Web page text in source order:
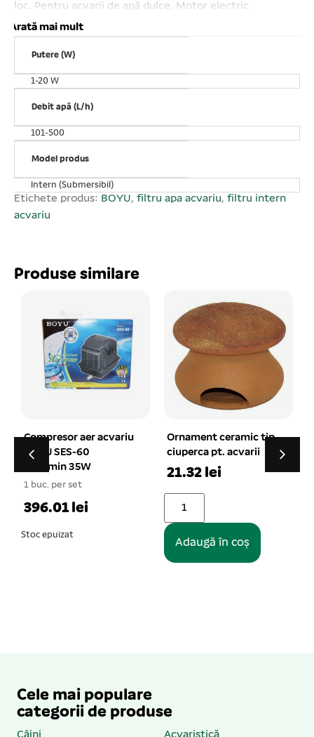
loc. Pentru acvarii de apă dulce. Motor electric
submersibil sigilat cu rășină, cu performanțe excelente
în lucrul cu apă. Sistem reglabil de oxigenare. Prinderea
pe acvariu se realizează cu ajutorul ventuzelor. Ușor de
utilizat și curățat. Putere consumată: 9 W. Debit maxim:
400 L/H. Total submersibil. Conține două cărtușe cu
burete. AC 220 V Atenție! Este interzis punerea în
funcțiune în afara apei, pericol de gripare!
Arată mai mult
Putere (W)
1-20 W
Debit apă (L/h)
101-500
Model produs
Intern (Submersibil)
Etichete produs: BOYU, filtru apa acvariu, filtru intern
acvariu
Produse similare
Ornament ceramic tip
ciuperca pt. acvarii
21.32 lei
Adaugă în coș
Piatra aer tip bara
pentru acvariu 15 cm
1 buc. per set
8.03 lei
Adaugă în coș
Cele mai populare
categorii de produse